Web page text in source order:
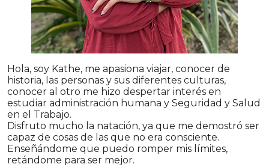
Hola, soy Kathe, me apasiona viajar, conocer de
historia, las personas y sus diferentes culturas,
conocer al otro me hizo despertar interés en
estudiar administración humana y Seguridad y Salud
en el Trabajo.
Disfruto mucho la natación, ya que me demostró ser
capaz de cosas de las que no era consciente.
Enseñándome que puedo romper mis límites,
retándome para ser mejor.